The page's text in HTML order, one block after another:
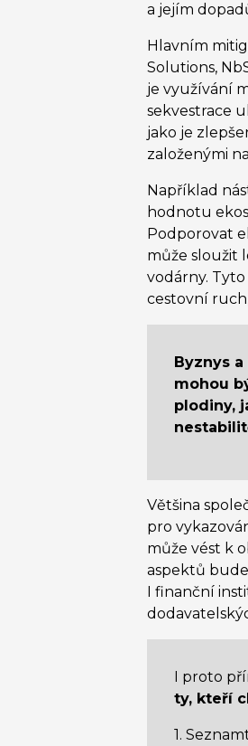
a jejím
Hlavním
Solutions,
je využívání
sekvestrace
jako je
založenými
Například
hodnotu
Podporovat
může sloužit
vodárny.
cestovní
Byznys
mohou
plodiny,
Většina
pro
může vést k
aspektů
I finanční
I proto
ty, kteří
1.